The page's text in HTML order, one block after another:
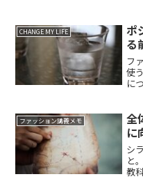
CHANGE MY LIFE
ポ
る
フ
使
に
と
考
ファッション講義メモ
全
に
シ
と
教